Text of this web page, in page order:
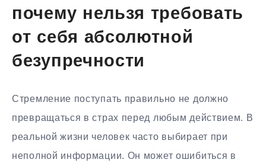
почему нельзя требовать
от себя абсолютной
безупречности
Стремление поступать правильно не должно
превращаться в страх перед любым действием. В
реальной жизни человек часто выбирает при
неполной информации. Он может ошибиться в